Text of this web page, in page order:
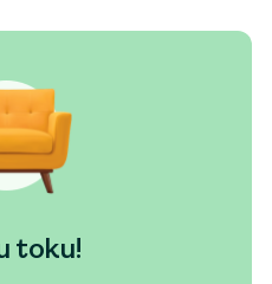
toku!